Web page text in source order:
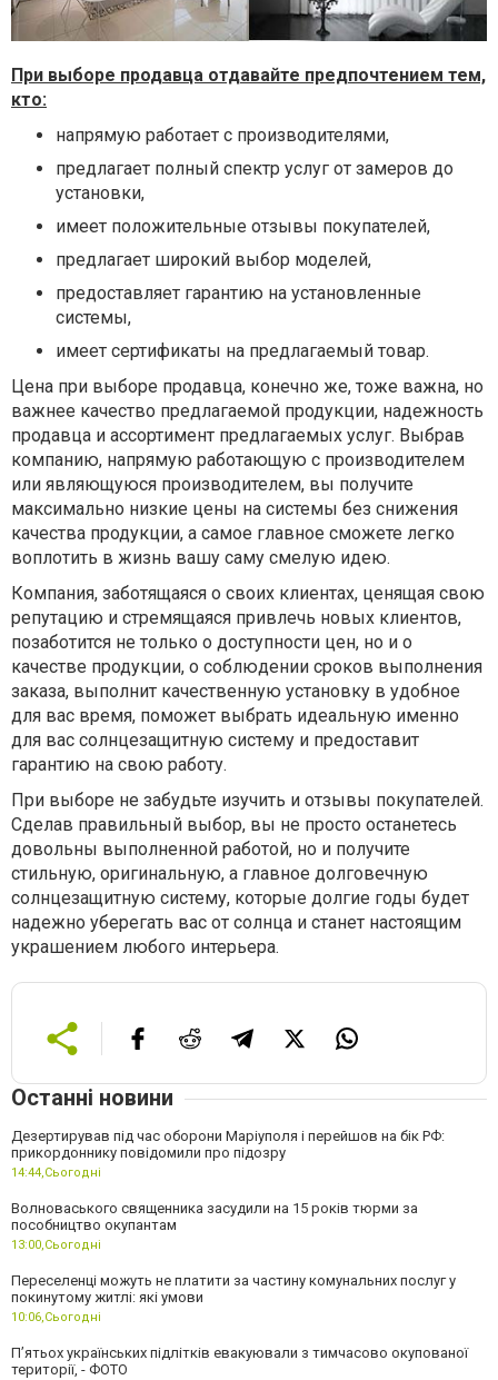
При выборе продавца отдавайте предпочтением тем,
кто:
напрямую работает с производителями,
предлагает полный спектр услуг от замеров до
установки,
имеет положительные отзывы покупателей,
предлагает широкий выбор моделей,
предоставляет гарантию на установленные
системы,
имеет сертификаты на предлагаемый товар.
Цена при выборе продавца, конечно же, тоже важна, но
важнее качество предлагаемой продукции, надежность
продавца и ассортимент предлагаемых услуг. Выбрав
компанию, напрямую работающую с производителем
или являющуюся производителем, вы получите
максимально низкие цены на системы без снижения
качества продукции, а самое главное сможете легко
воплотить в жизнь вашу саму смелую идею.
Компания, заботящаяся о своих клиентах, ценящая свою
репутацию и стремящаяся привлечь новых клиентов,
позаботится не только о доступности цен, но и о
качестве продукции, о соблюдении сроков выполнения
заказа, выполнит качественную установку в удобное
для вас время, поможет выбрать идеальную именно
для вас солнцезащитную систему и предоставит
гарантию на свою работу.
При выборе не забудьте изучить и отзывы покупателей.
Сделав правильный выбор, вы не просто останетесь
довольны выполненной работой, но и получите
стильную, оригинальную, а главное долговечную
солнцезащитную систему, которые долгие годы будет
надежно уберегать вас от солнца и станет настоящим
украшением любого интерьера.
Останні новини
Дезертирував під час оборони Маріуполя і перейшов на бік РФ:
прикордоннику повідомили про підозру
14:44,Сьогодні
Волноваського священника засудили на 15 років тюрми за
пособництво окупантам
13:00,Сьогодні
Переселенці можуть не платити за частину комунальних послуг у
покинутому житлі: які умови
10:06,Сьогодні
П’ятьох українських підлітків евакуювали з тимчасово окупованої
території, - ФОТО